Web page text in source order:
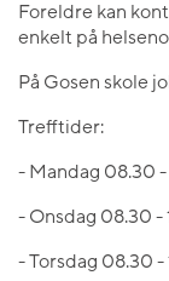
Foreldre kan
enkelt på
På Gosen skole
Trefftider:
- Mandag 08.30 -
- Onsdag 08.30 -
- Torsdag 08.30 -